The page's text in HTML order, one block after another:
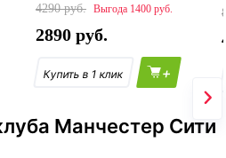
4290
1400
2890
+
Манчестер Сити